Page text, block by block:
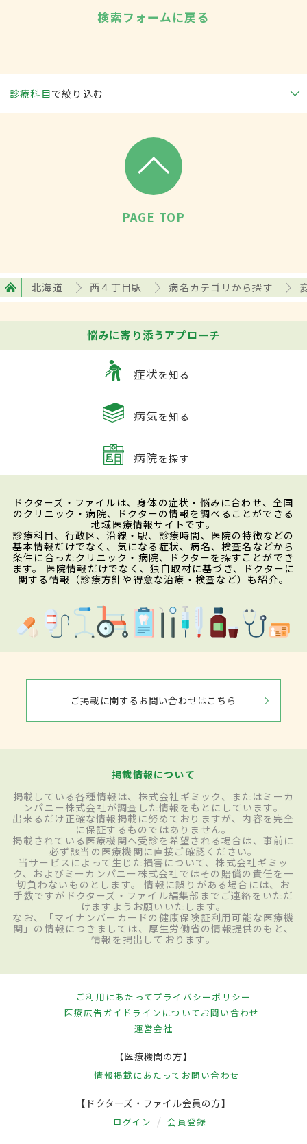
検索フォームに戻る
診療科目で絞り込む
PAGE TOP
北海道 西４丁目駅 病名カテゴリから探す
悩みに寄り添うアプローチ
症状を知る
病気を知る
病院を探す
ドクターズ・ファイルは、身体の症状・悩みに合わせ、全国
のクリニック・病院、ドクターの情報を調べることができる
地域医療情報サイトです。
診療科目、行政区、沿線・駅、診療時間、医院の特徴などの
基本情報だけでなく、気になる症状、病名、検査名などから
条件に合ったクリニック・病院、ドクターを探すことができ
ます。 医院情報だけでなく、独自取材に基づき、ドクターに
関する情報（診療方針や得意な治療・検査など）も紹介。
ご掲載に関するお問い合わせはこちら
掲載情報について
掲載している各種情報は、株式会社ギミック、またはミーカ
ンパニー株式会社が調査した情報をもとにしています。
出来るだけ正確な情報掲載に努めておりますが、内容を完全
に保証するものではありません。
掲載されている医療機関へ受診を希望される場合は、事前に
必ず該当の医療機関に直接ご確認ください。
当サービスによって生じた損害について、株式会社ギミッ
ク、およびミーカンパニー株式会社ではその賠償の責任を一
切負わないものとします。 情報に誤りがある場合には、お
手数ですがドクターズ・ファイル編集部までご連絡をいただ
けますようお願いいたします。
なお、「マイナンバーカードの健康保険証利用可能な医療機
関」の情報につきましては、厚生労働省の情報提供のもと、
情報を掲出しております。
ご利用にあたってプライバシーポリシー
医療広告ガイドラインについてお問い合わせ
運営会社
【医療機関の方】
情報掲載にあたって お問い合わせ
【ドクターズ・ファイル会員の方】
ログイン 会員登録